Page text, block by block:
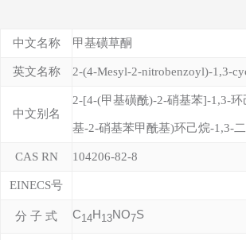
中文名称 甲基磺草酮
英文名称 2-(4-Mesyl-2-nitrobenzoyl)-1,3-
中文别名
2-[4-(甲基磺酰)-2-硝基苯]-1,3-
基-2-硝基苯甲酰基)环己烷-1,3-
CAS RN 104206-82-8
EINECS号
分 子 式 C14H13NO 7S